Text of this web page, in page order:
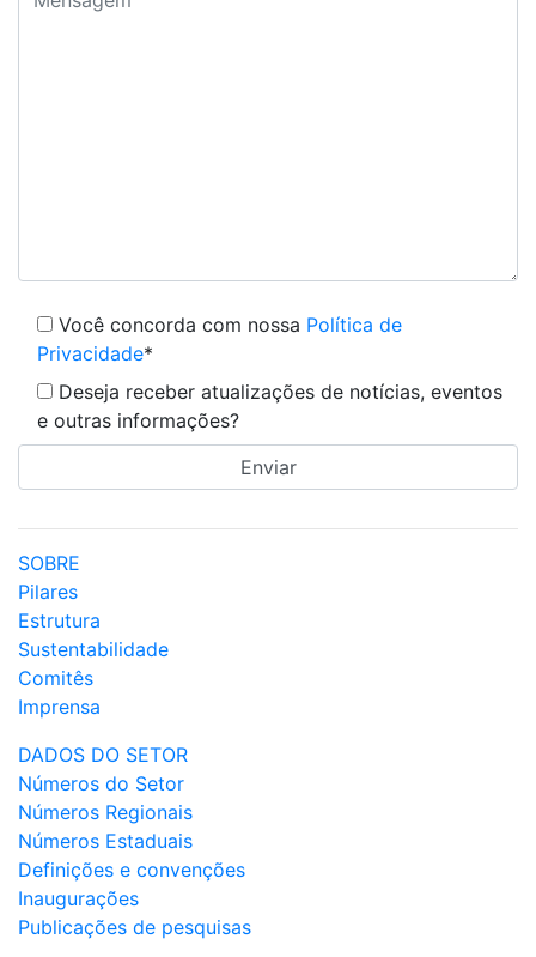
Você concorda com nossa Política de
Privacidade*
Deseja receber atualizações de notícias, eventos
e outras informações?
SOBRE
Pilares
Estrutura
Sustentabilidade
Comitês
Imprensa
DADOS DO SETOR
Números do Setor
Números Regionais
Números Estaduais
Definições e convenções
Inaugurações
Publicações de pesquisas